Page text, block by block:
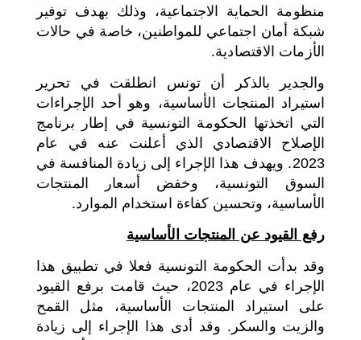
منظومة الحماية الاجتماعية، وذلك بهدف توفير
شبكة أمان اجتماعي للمواطنين، خاصة في حالات
الأزمات الاقتصادية.
والجدير بالذكر أن تونس انطلقت في تحرير
استيراد المنتجات الأساسية، وهو أحد الإجراءات
التي اتخذتها الحكومة التونسية في إطار برنامج
الإصلاح الاقتصادي الذي أعلنت عنه في عام
2023. ويهدف هذا الإجراء إلى زيادة المنافسة في
السوق التونسية، وخفض أسعار المنتجات
الأساسية، وتحسين كفاءة استخدام الموارد.
رفع القيود عن المنتجات الأساسية
وقد بدأت الحكومة التونسية فعلا في تطبيق هذا
الإجراء في عام 2023، حيث قامت برفع القيود
على استيراد المنتجات الأساسية، مثل القمح
والزيت والسكر. وقد أدى هذا الإجراء إلى زيادة